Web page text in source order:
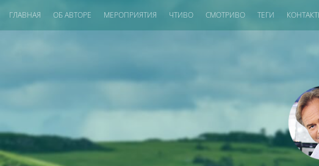
ГЛАВНАЯ ОБ АВТОРЕ МЕРОПРИЯТИЯ ЧТИВО СМОТРИВО ТЕГИ